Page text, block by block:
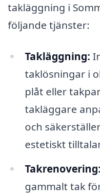
takläggning i
följande tjänster:
Takläggning:
taklösningar i
plåt eller
takläggare
och
estetiskt
Takrenovering:
gammalt tak